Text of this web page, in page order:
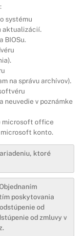
systému
aktualizácií.
BIOSu.
na správu archívov).
neuvedie v poznámke
microsoft office
microsoft konto.
ktoré
poskytovania
od
od zmluvy v